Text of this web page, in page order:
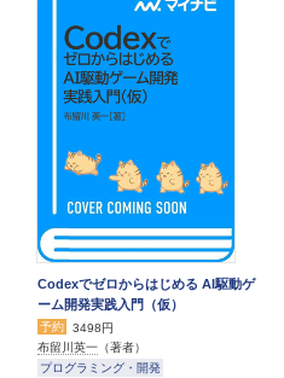
Codexでゼロからはじめる AI駆動ゲ
ーム開発実践入門（仮）
予約
3498円
布留川英一 （著者）
プログラミング・開発